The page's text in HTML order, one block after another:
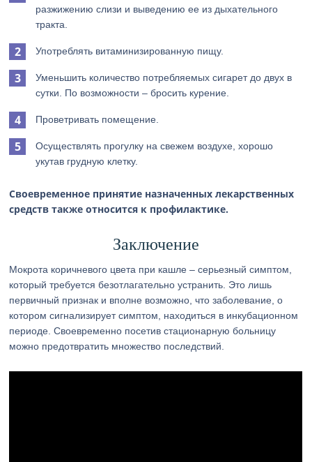
разжижению слизи и выведению ее из дыхательного
тракта.
Употреблять витаминизированную пищу.
Уменьшить количество потребляемых сигарет до двух в
сутки. По возможности – бросить курение.
Проветривать помещение.
Осуществлять прогулку на свежем воздухе, хорошо
укутав грудную клетку.
Своевременное принятие назначенных лекарственных
средств также относится к профилактике.
Заключение
Мокрота коричневого цвета при кашле – серьезный симптом,
который требуется безотлагательно устранить. Это лишь
первичный признак и вполне возможно, что заболевание, о
котором сигнализирует симптом, находиться в инкубационном
периоде. Своевременно посетив стационарную больницу
можно предотвратить множество последствий.